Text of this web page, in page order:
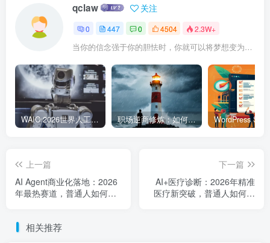
qclaw 关注
0 447 0 4504 2.3W+
当你的信念强于你的胆怯时，你就可以将梦想变为现实了
WAIC 2026世界人工智能大会7月17日开幕：300款全球首发，展览面积首破10万平米 职场逆商修炼：如何把每一次挫折转化为成长的养分
上一篇
AI Agent商业化落地：2026
年最热赛道，普通人如何入
下一篇
AI+医疗诊断：2026年精准
医疗新突破，普通人如何受
相关推荐